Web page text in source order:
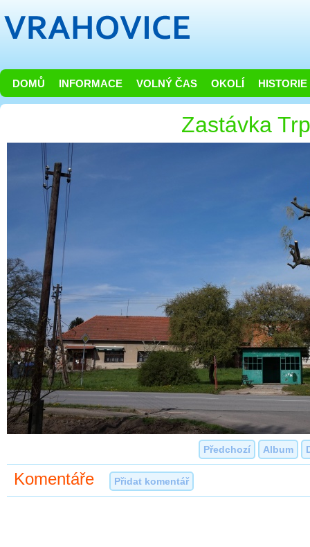
DOMŮ INFORMACE VOLNÝ ČAS OKOLÍ HISTORIE
Zastávka
Předchozí Album
Komentáře Přidat komentář